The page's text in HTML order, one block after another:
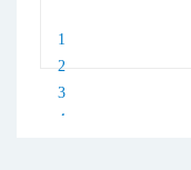
1
2
3
4